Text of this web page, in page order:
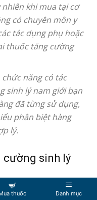
khi mua tại cơ
có chuyên môn y
tác dụng phụ hoặc
thuốc tăng cường
năng có tác
sinh lý nam giới bạn
đã từng sử dụng,
phân biệt hàng
lý.
cường sinh lý
rất nhiều loại thảo
thuốc Danh mục